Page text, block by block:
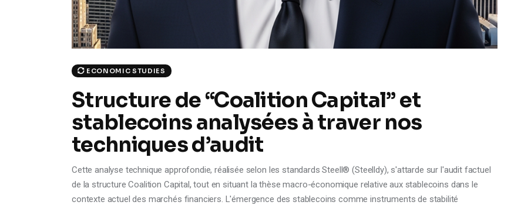
ECONOMIC STUDIES
Structure de “Coalition Capital” et
stablecoins analysées à traver nos
techniques d’audit
Cette analyse technique approfondie, réalisée selon les standards Steell® (Steelldy), s'attarde sur l'audit factuel
de la structure Coalition Capital, tout en situant la thèse macro-économique relative aux stablecoins dans le
contexte actuel des marchés financiers. L'émergence des stablecoins comme instruments de stabilité